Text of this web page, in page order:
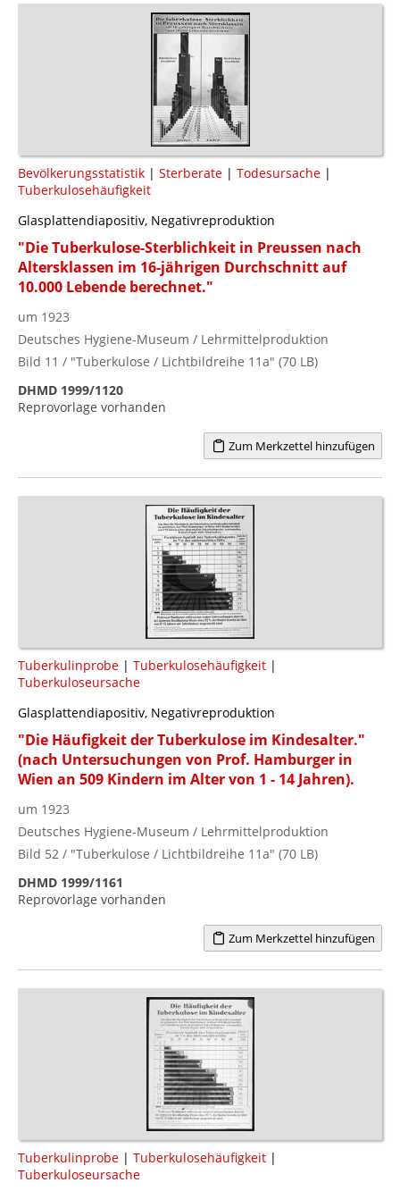
Bevölkerungsstatistik | Sterberate | Todesursache |
Tuberkulosehäufigkeit
Glasplattendiapositiv, Negativreproduktion
"Die Tuberkulose-Sterblichkeit in Preussen nach
Altersklassen im 16-jährigen Durchschnitt auf
10.000 Lebende berechnet."
um 1923
Deutsches Hygiene-Museum / Lehrmittelproduktion
Bild 11 / "Tuberkulose / Lichtbildreihe 11a" (70 LB)
DHMD 1999/1120
Reprovorlage vorhanden
Zum Merkzettel hinzufügen
Tuberkulinprobe | Tuberkulosehäufigkeit |
Tuberkuloseursache
Glasplattendiapositiv, Negativreproduktion
"Die Häufigkeit der Tuberkulose im Kindesalter."
(nach Untersuchungen von Prof. Hamburger in
Wien an 509 Kindern im Alter von 1 - 14 Jahren).
um 1923
Deutsches Hygiene-Museum / Lehrmittelproduktion
Bild 52 / "Tuberkulose / Lichtbildreihe 11a" (70 LB)
DHMD 1999/1161
Reprovorlage vorhanden
Zum Merkzettel hinzufügen
Tuberkulinprobe | Tuberkulosehäufigkeit |
Tuberkuloseursache